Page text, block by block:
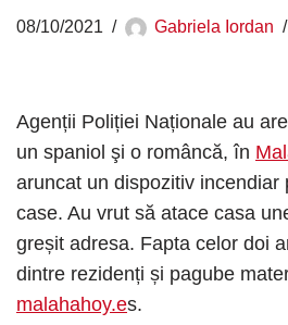
08/10/2021 Gabriela Iordan
Agenții Poliției Naționale au
un spaniol şi o româncă, în
aruncat un dispozitiv incendiar
case. Au vrut să atace casa
greșit adresa. Fapta celor doi
dintre rezidenți și pagube
malahahoy.es.